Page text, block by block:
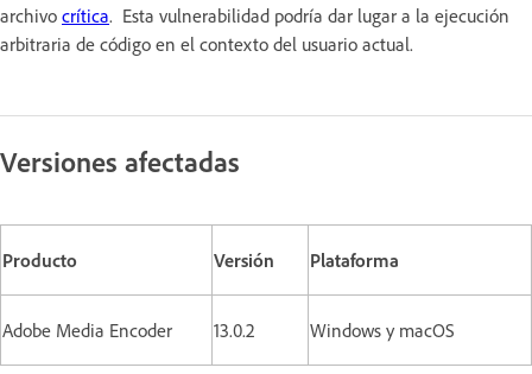
archivo crítica. Esta vulnerabilidad podría dar lugar a la ejecución
arbitraria de código en el contexto del usuario actual.
Versiones afectadas
Producto Versión Plataforma
Adobe Media Encoder 13.0.2 Windows y macOS